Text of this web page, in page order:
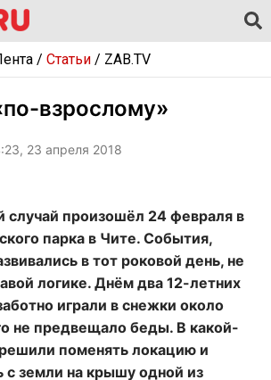
/ Статьи/ ZAB.TV
взрослому»
23 апреля 2018
произошёл 24 февраля в
парка в Чите. События,
в тот роковой день, не
логике. Днём два 12-летних
играли в снежки около
не предвещало беды. В какой-
поменять локацию и
с земли на крышу одной из